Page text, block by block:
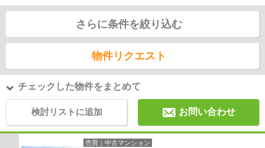
さらに条件を絞り込む
物件リクエスト
チェックした物件をまとめて
検討リストに追加 お問い合わせ
売買｜中古マンション